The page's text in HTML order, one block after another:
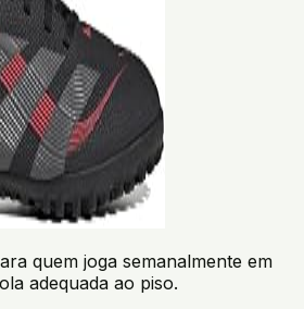
quem joga semanalmente em
adequada ao piso.